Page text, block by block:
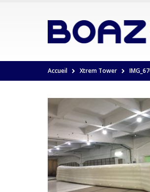
Accueil Xtrem Tower